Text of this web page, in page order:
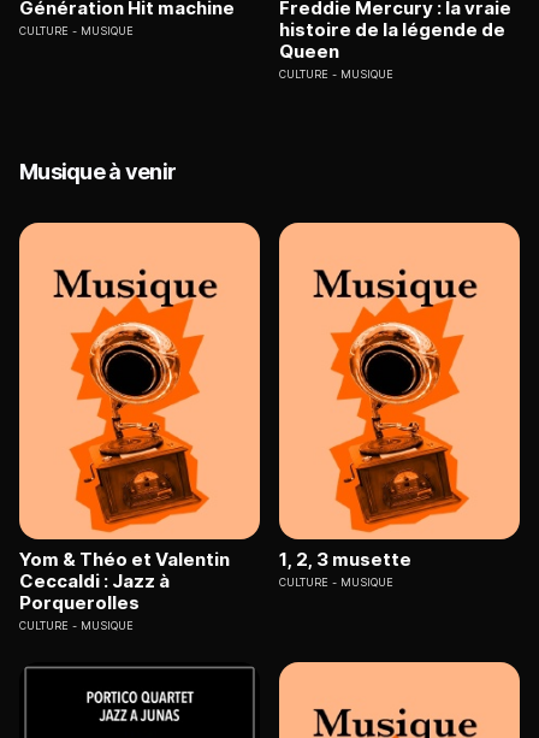
Génération Hit machine
CULTURE MUSIQUE
Freddie Mercury : la vraie
histoire de la légende de
Queen
CULTURE MUSIQUE
Musique à venir
Yom & Théo et Valentin
Ceccaldi : Jazz à
Porquerolles
CULTURE MUSIQUE
1, 2, 3 musette
CULTURE MUSIQUE